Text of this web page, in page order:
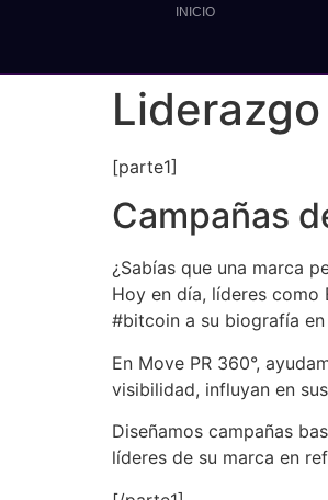
INICIO
[parte1]
Campañas
¿Sabías que una marca
Hoy en día, líderes
#bitcoin a su biografía
En Move PR 360°,
visibilidad, influyan en
Diseñamos campañas
líderes de su marca en